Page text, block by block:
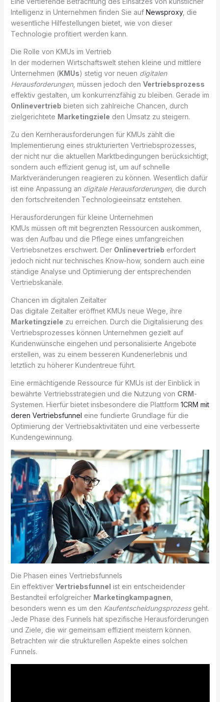
Intelligenz in Unternehmen finden Sie auf Newsproxy, die
wesentliche Hilfestellungen bietet, wie von dieser
Technologie profitiert werden kann.
Die Rolle von KMUs im Vertrieb
In der modernen Wirtschaftswelt stehen kleine und mittlere
Unternehmen (KMUs) stetig vor neuen digitalen
Herausforderungen, müssen jedoch den Vertriebsprozess
effektiv gestalten, um konkurrenzfähig zu bleiben. Gerade im
Onlinevertrieb bieten sich zahlreiche Chancen, durch
zielgerichtete Marketingziele den Umsatz zu steigern.
Zu den Kernherausforderungen für KMUs zählt die
Implementierung eines strukturierten Vertriebsprozesses,
der nicht nur die aktuellen Marktbedingungen berücksichtigt,
sondern auch effizient genug ist, um auf schnelle
Marktveränderungen reagieren zu können. Wesentlich dafür
ist eine Anpassung an digitale Herausforderungen, die durch
den fortschreitenden Technologieeinsatz entstehen.
Herausforderungen für kleine Unternehmen
KMUs müssen oft mit begrenzten Ressourcen auskommen,
was den Aufbau und die Pflege eines umfangreichen
Vertriebsnetzes erschwert. Der Onlinevertrieb erfordert
jedoch nicht nur technisches Know-how, sondern auch eine
ständige Analyse und Optimierung der entsprechenden
Vertriebskanäle.
Chancen im digitalen Zeitalter
Das digitale Zeitalter eröffnet KMUs neue Wege, ihre
Marketingziele zu erreichen. Durch die Digitalisierung des
Vertriebsprozesses können Unternehmen gezielt auf
Kundenwünsche eingehen und personalisierte Angebote
erstellen, was zu einem besseren Kundenerlebnis und
letztlich zu höherer Kundentreue führt.
Eine ermächtigende Ressource für KMUs ist der Einblick in
bewährte Vertriebsstrategien und die Nutzung von CRM-
Systemen. Hierfür bietet insbesondere die Plattform 1CRM mit
deren Vertriebsfunnel eine fundierte Grundlage für die
Optimierung der Vertriebsaktivitäten und eine verbesserte
Kundengewinnung.
Die Phasen eines Vertriebsfunnels
Ein effektiver Vertriebsfunnel ist ein entscheidender
Bestandteil erfolgreicher Marketingkampagnen,
besonders wenn es um den Kaufentscheidungsprozessgeht.
Jede Phase des Funnels hat spezifische Herausforderungen
und Ziele, die wir gemeinsam effizient meistern können.
Betrachten wir die strukturellen Aspekte eines solchen
Funnels.